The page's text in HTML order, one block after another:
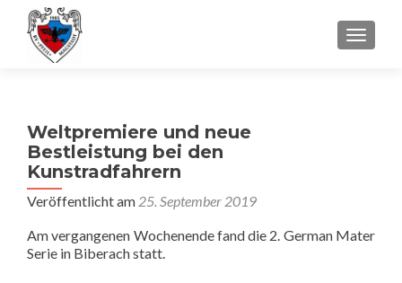
Weltpremiere und neue
Bestleistung bei den
Kunstradfahrern
Veröffentlicht am 25. September 2019
Am vergangenen Wochenende fand die 2. German Mater
Serie in Biberach statt.